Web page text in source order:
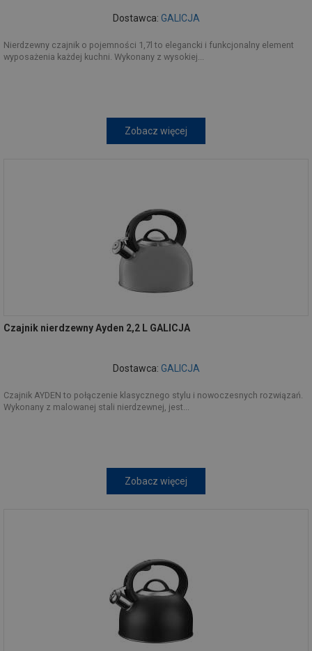
Dostawca: GALICJA
Nierdzewny czajnik o pojemności 1,7l to elegancki i funkcjonalny element
wyposażenia każdej kuchni. Wykonany z wysokiej...
Zobacz więcej
Czajnik nierdzewny Ayden 2,2 L GALICJA
Dostawca: GALICJA
Czajnik AYDEN to połączenie klasycznego stylu i nowoczesnych rozwiązań.
Wykonany z malowanej stali nierdzewnej, jest...
Zobacz więcej